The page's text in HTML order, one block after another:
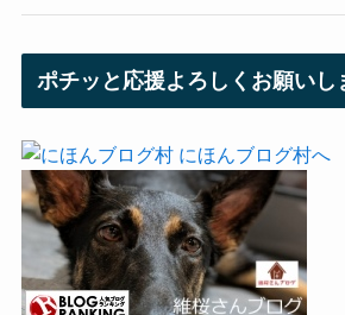
ポチッと応援よろしくお願いし